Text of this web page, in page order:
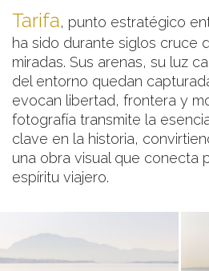
Tarifa, punto estratégico
ha sido durante siglos cruce
miradas. Sus arenas, su luz
del entorno quedan
evocan libertad, frontera y
fotografía transmite la
clave en la historia,
una obra visual que conecta
espíritu viajero.